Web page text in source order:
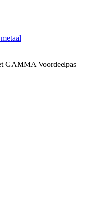
GAMMA Voordeelpas